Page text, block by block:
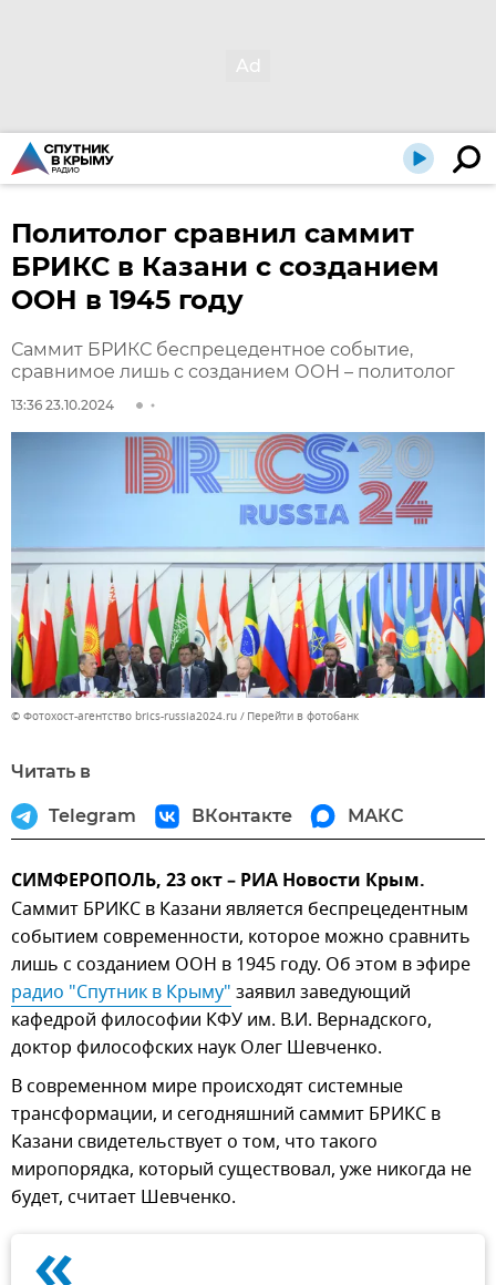
Политолог сравнил саммит
БРИКС в Казани с созданием
ООН в 1945 году
Саммит БРИКС беспрецедентное событие,
сравнимое лишь с созданием ООН – политолог
13:36 23.10.2024
© Фотохост-агентство brics-russia2024.ru Перейти в фотобанк
Читать в
Telegram ВКонтакте МАКС
СИМФЕРОПОЛЬ, 23 окт – РИА Новости Крым.
Саммит БРИКС в Казани является беспрецедентным
событием современности, которое можно сравнить
лишь с созданием ООН в 1945 году. Об этом в эфире
радио "Спутник в Крыму" заявил заведующий
кафедрой философии КФУ им. В.И. Вернадского,
доктор философских наук Олег Шевченко.
В современном мире происходят системные
трансформации, и сегодняшний саммит БРИКС в
Казани свидетельствует о том, что такого
миропорядка, который существовал, уже никогда не
будет, считает Шевченко.